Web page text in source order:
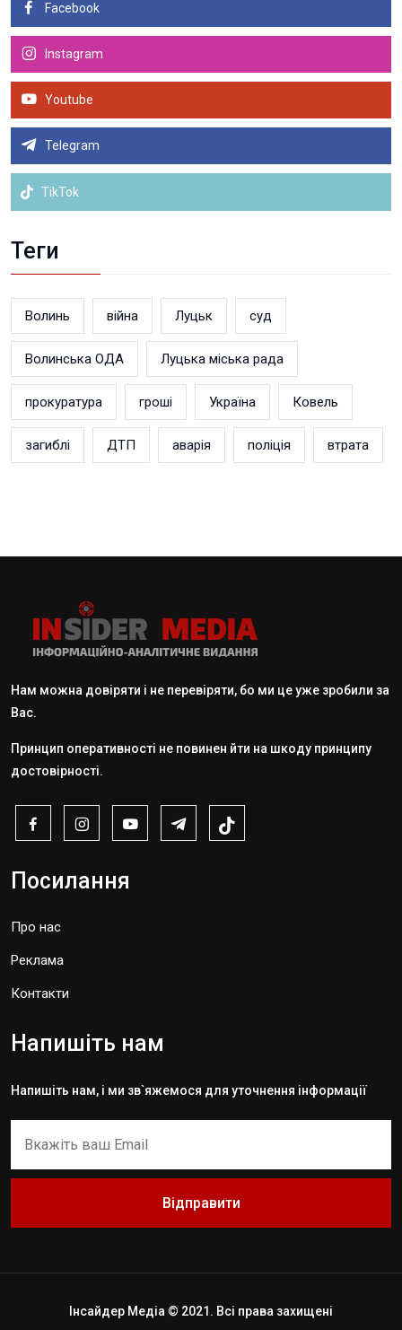
Facebook
Instagram
Youtube
Telegram
TikTok
Теги
Волинь війна Луцьк суд
Волинська ОДА Луцька міська рада
прокуратура гроші Україна Ковель
загиблі ДТП аварія поліція втрата
Нам можна довіряти і не перевіряти, бо ми це уже зробили за
Вас.
Принцип оперативності не повинен йти на шкоду принципу
достовірності.
Посилання
Про нас
Реклама
Контакти
Напишіть нам
Напишіть нам, і ми зв`яжемося для уточнення інформації
Відправити
Інсайдер Медіа © 2021. Всі права захищені